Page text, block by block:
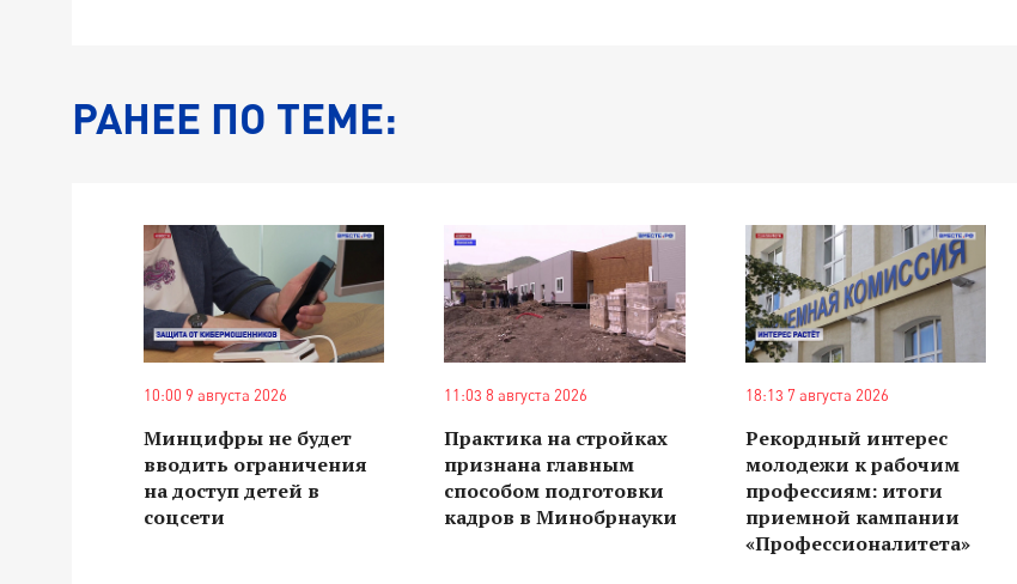
РАНЕЕ ПО ТЕМЕ:
10:00 9 августа 2026
Минцифры не будет
вводить ограничения
на доступ детей в
соцсети
11:03 8 августа 2026
Практика на стройках
признана главным
способом подготовки
кадров в Минобрнауки
18:13 7 августа 2026
Рекордный интерес
молодежи к рабочим
профессиям: итоги
приемной кампании
«Профессионалитета»